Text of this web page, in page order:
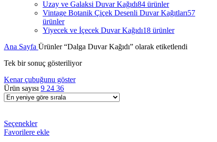
Uzay ve Galaksi Duvar Kağıdı84 ürünler
Vintage Botanik Çiçek Desenli Duvar Kağıtları57
ürünler
Yiyecek ve İçecek Duvar Kağıdı18 ürünler
Ana Sayfa Ürünler “Dalga Duvar Kağıdı” olarak etiketlendi
Tek bir sonuç gösteriliyor
Kenar çubuğunu göster
Ürün sayısı 9 24 36
Seçenekler
Favorilere ekle